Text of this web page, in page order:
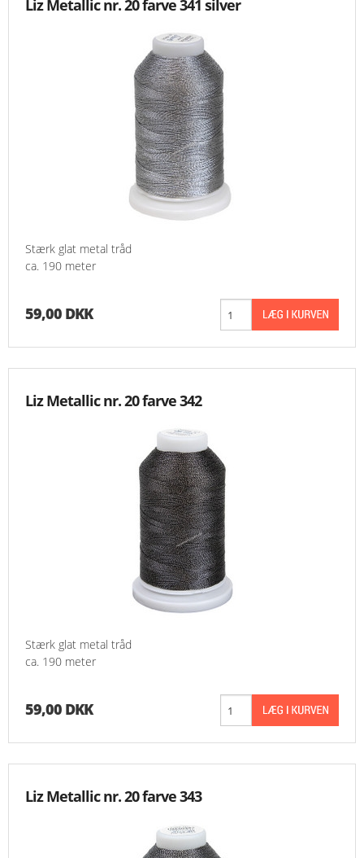
Liz Metallic nr. 20 farve 341 silver
Stærk glat metal tråd
ca. 190 meter
59,00 DKK
Liz Metallic nr. 20 farve 342
Stærk glat metal tråd
ca. 190 meter
59,00 DKK
Liz Metallic nr. 20 farve 343